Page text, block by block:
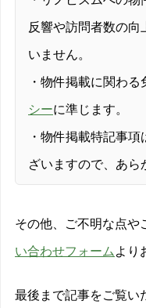
反響や訪問者数の
いません。
・物件掲載に関わる
シーに準じます。
・物件掲載特記事
ざいますので、あら
その他、ご不明な点や
い合わせフォーム より
最後まで記事をご覧い